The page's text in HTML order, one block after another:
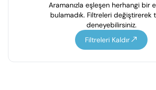
Aramanızla eşleşen herhangi bir
bulamadık. Filtreleri değiştirerek
deneyebilirsiniz.
Filtreleri Kaldır